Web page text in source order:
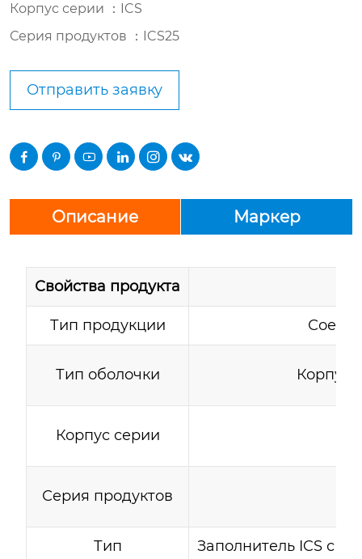
Корпус серии ：ICS
Серия продуктов ：ICS25
Отправить заявку
     
Описание Маркер
Свойства продукта
Тип продукции
Тип оболочки Корпус
Корпус серии
Серия продуктов
Тип Заполнитель ICS с